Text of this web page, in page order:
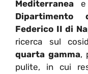
Mediterranea e
Dipartimento
Federico II di
ricerca sul
quarta gamma,
pulite, in cui